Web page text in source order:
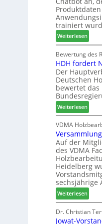
s
S
y
s
t
m
n
s
w
o
c
h
e
n
2
0
2
6
c
m
e
l
d
e
t
B
e
s
u
c
h
r
z
a
h
l
e
n
trainiert
Weiterlesen:
C
h
a
t
b
o
t
h
i
l
t
b
e
i
P
r
o
u
Bewertung des
HDH fordert
Der
Deutschen
bewertet das
Weiterlesen:
H
D
H
f
o
r
d
e
r
t
N
a
VDMA
Auf der
des VDMA
Heidelberg
sechsjährige
Weiterlesen:
V
e
r
Dr. Christian
Jowat-